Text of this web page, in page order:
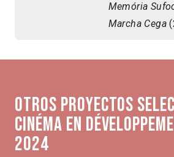
Memória
Marcha Cega
Otros proyectos
Cinéma en
2024